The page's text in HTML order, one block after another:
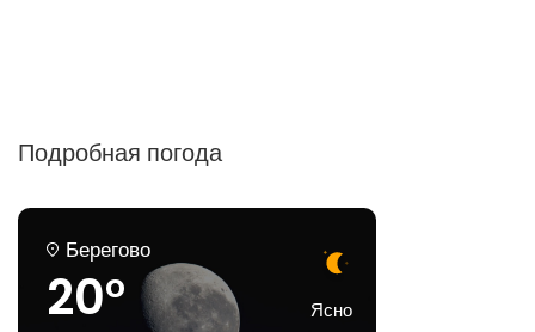
Подробная погода
Берегово
20° Ясно